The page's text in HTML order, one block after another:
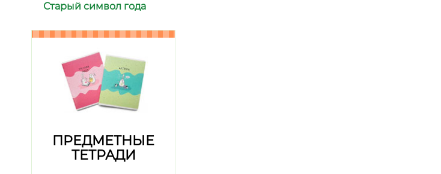
Старый символ года
ПРЕДМЕТНЫЕ
ТЕТРАДИ